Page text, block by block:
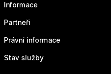
Informace
Partneři
Právní informace
Stav služby